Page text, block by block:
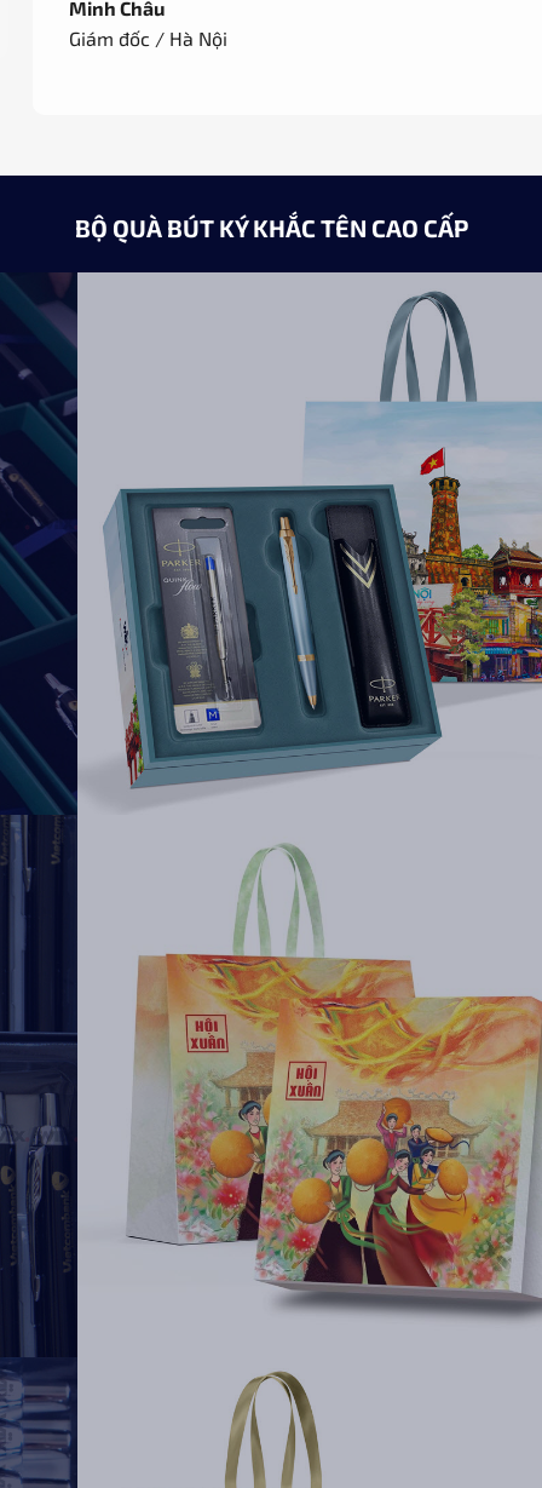
Minh Châu
Giám đốc / Hà Nội
BỘ QUÀ BÚT KÝ KHẮC TÊN CAO CẤP